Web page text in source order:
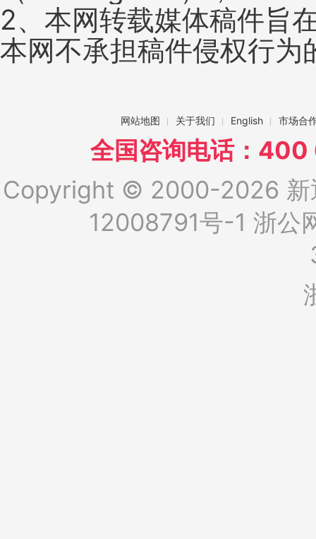
2、本网转载媒体稿件旨
本网不承担稿件侵权行为
网站地图 关于我们 English 市场合
全国咨询电话：
Copyright © 2000-2026 新
12008791号-1 浙公